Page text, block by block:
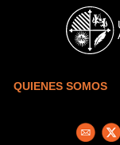
Skip to main content
QUIENES SOMOS